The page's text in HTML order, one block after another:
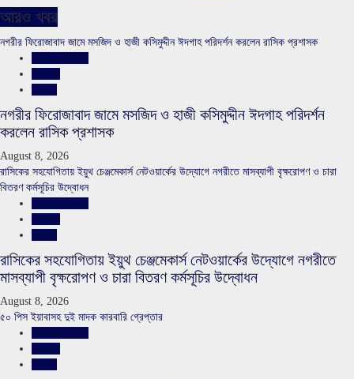
আরও খবর
নগরীর ফিরোজাবাদ জামে মসজিদ ও হাজী কসিমুদ্দীন ঈদগাহ পরিদর্শন করলেন রাসিক প্রশাসক
নগরীর ফিরোজাবাদ জামে মসজিদ ও হাজী কসিমুদ্দীন ঈদগাহ পরিদর্শন
করলেন রাসিক প্রশাসক
August 8, 2026
রাসিকের সহযোগিতায় ইয়ুথ চেঞ্জমেকার্স নেটওয়ার্কের উদ্যোগে নগরীতে মাসব্যাপী বৃক্ষরোপণ ও চারা
বিতরণ কর্মসূচির উদ্বোধন
রাসিকের সহযোগিতায় ইয়ুথ চেঞ্জমেকার্স নেটওয়ার্কের উদ্যোগে নগরীতে
মাসব্যাপী বৃক্ষরোপণ ও চারা বিতরণ কর্মসূচির উদ্বোধন
August 8, 2026
৫০ পিস ইয়াবাসহ দুই মাদক কারবারি গ্রেপ্তার